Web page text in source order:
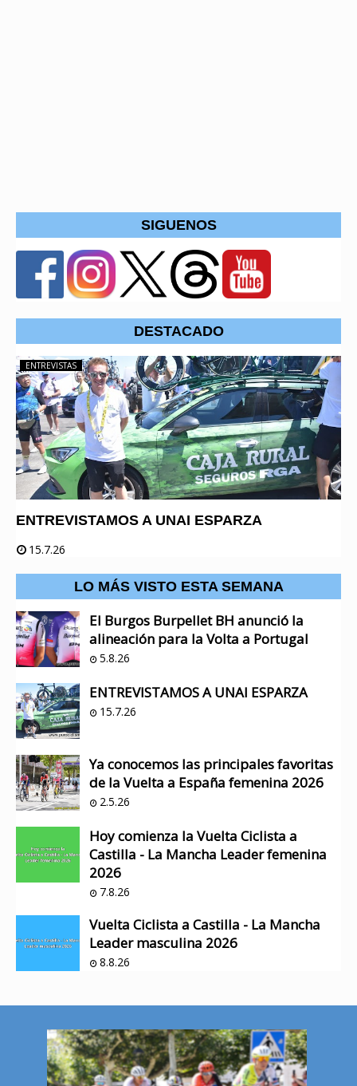
SIGUENOS
DESTACADO
ENTREVISTAS
ENTREVISTAMOS A UNAI ESPARZA
15.7.26
LO MÁS VISTO ESTA SEMANA
El Burgos Burpellet BH anunció la
alineación para la Volta a Portugal
5.8.26
ENTREVISTAMOS A UNAI ESPARZA
15.7.26
Ya conocemos las principales favoritas
de la Vuelta a España femenina 2026
2.5.26
Hoy comienza la Vuelta Ciclista a
Castilla - La Mancha Leader femenina
2026
7.8.26
Vuelta Ciclista a Castilla - La Mancha
Leader masculina 2026
8.8.26